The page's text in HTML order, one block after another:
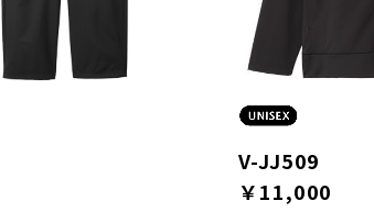
V-JJ509
￥11,000